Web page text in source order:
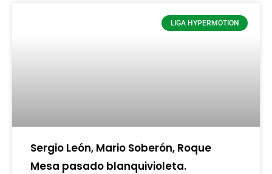
LIGA HYPERMOTION
Sergio León, Mario Soberón, Roque
Mesa pasado blanquivioleta.